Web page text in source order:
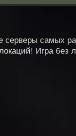
серверы самых
Игра без